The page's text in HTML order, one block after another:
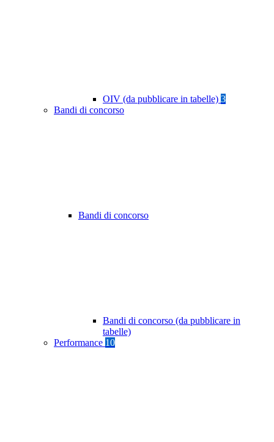
OIV (da pubblicare in tabelle) 3
Bandi di concorso
Bandi di concorso
Bandi di concorso (da pubblicare in
tabelle)
Performance 10